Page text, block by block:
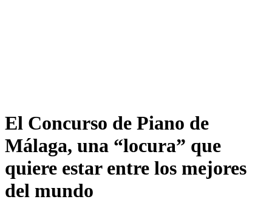
El Concurso de Piano de
Málaga, una “locura” que
quiere estar entre los mejores
del mundo